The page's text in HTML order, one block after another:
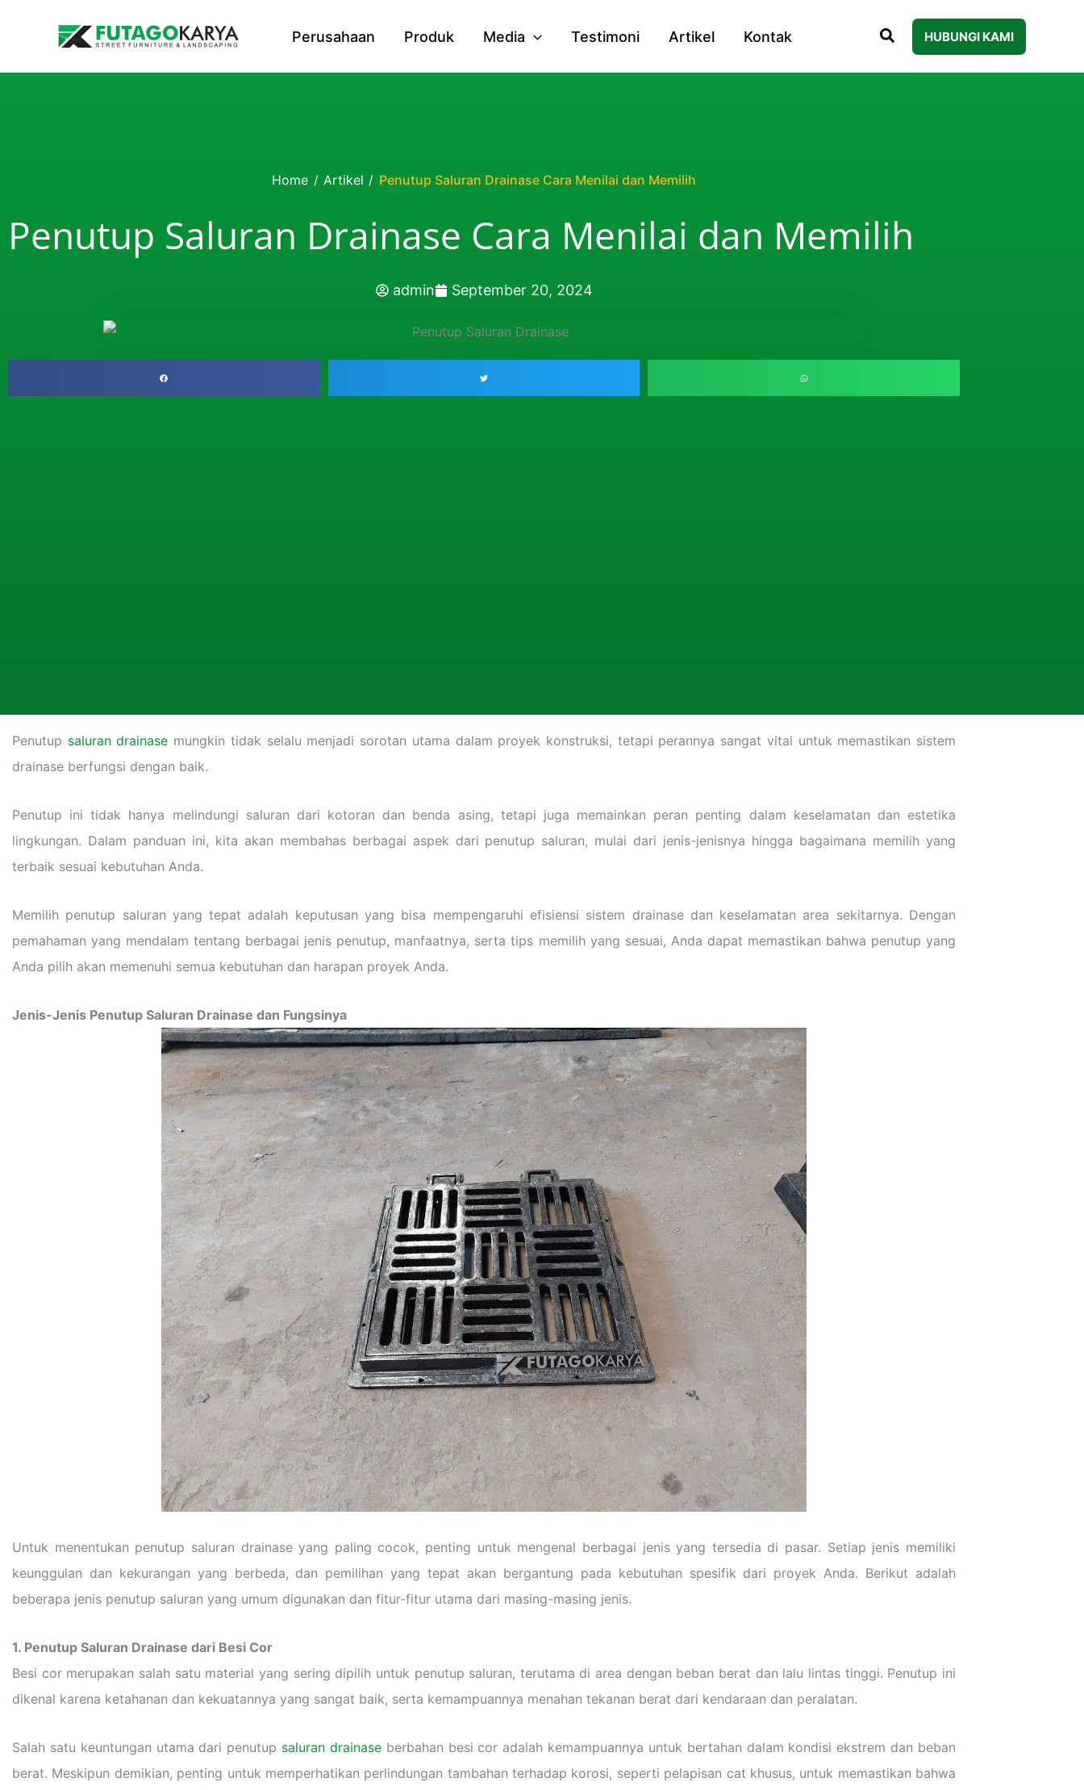
Perusahaan Produk Media Testimoni Artikel Kontak HUBUNGI KAMI
Home / Artikel / Penutup Saluran Drainase Cara Menilai dan Memilih
Penutup Saluran Drainase Cara Menilai dan Memilih
admin September 20, 2024
Penutup saluran drainase mungkin tidak selalu menjadi sorotan utama dalam proyek konstruksi, tetapi perannya sangat vital untuk memastikan sistem
drainase berfungsi dengan baik.
Penutup ini tidak hanya melindungi saluran dari kotoran dan benda asing, tetapi juga memainkan peran penting dalam keselamatan dan estetika
lingkungan. Dalam panduan ini, kita akan membahas berbagai aspek dari penutup saluran, mulai dari jenis-jenisnya hingga bagaimana memilih yang
terbaik sesuai kebutuhan Anda.
Memilih penutup saluran yang tepat adalah keputusan yang bisa mempengaruhi efisiensi sistem drainase dan keselamatan area sekitarnya. Dengan
pemahaman yang mendalam tentang berbagai jenis penutup, manfaatnya, serta tips memilih yang sesuai, Anda dapat memastikan bahwa penutup yang
Anda pilih akan memenuhi semua kebutuhan dan harapan proyek Anda.
Jenis-Jenis Penutup Saluran Drainase dan Fungsinya
Untuk menentukan penutup saluran drainase yang paling cocok, penting untuk mengenal berbagai jenis yang tersedia di pasar. Setiap jenis memiliki
keunggulan dan kekurangan yang berbeda, dan pemilihan yang tepat akan bergantung pada kebutuhan spesifik dari proyek Anda. Berikut adalah
beberapa jenis penutup saluran yang umum digunakan dan fitur-fitur utama dari masing-masing jenis.
1. Penutup Saluran Drainase dari Besi Cor
Besi cor merupakan salah satu material yang sering dipilih untuk penutup saluran, terutama di area dengan beban berat dan lalu lintas tinggi. Penutup ini
dikenal karena ketahanan dan kekuatannya yang sangat baik, serta kemampuannya menahan tekanan berat dari kendaraan dan peralatan.
Salah satu keuntungan utama dari penutup saluran drainaseberbahan besi cor adalah kemampuannya untuk bertahan dalam kondisi ekstrem dan beban
berat. Meskipun demikian, penting untuk memperhatikan perlindungan tambahan terhadap korosi, seperti pelapisan cat khusus, untuk memastikan bahwa